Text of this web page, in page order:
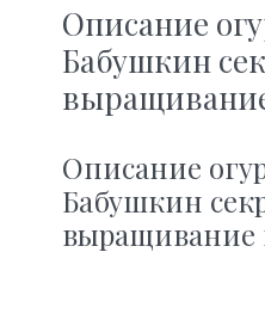
Описание
Бабушкин
Описание
Бабушкин
выращивание